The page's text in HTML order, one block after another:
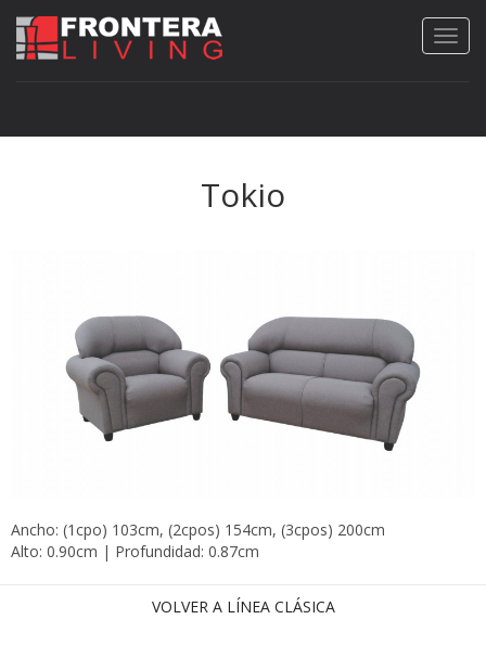
Tokio
Ancho: (1cpo) 103cm, (2cpos) 154cm, (3cpos) 200cm
Alto: 0.90cm | Profundidad: 0.87cm
VOLVER A LÍNEA CLÁSICA